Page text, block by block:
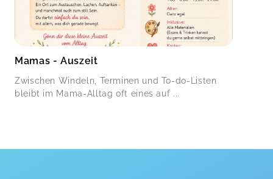
Mamas - Auszeit
Zwischen Windeln, Terminen und To-do-Listen
bleibt im Mama-Alltag oft eines auf ...